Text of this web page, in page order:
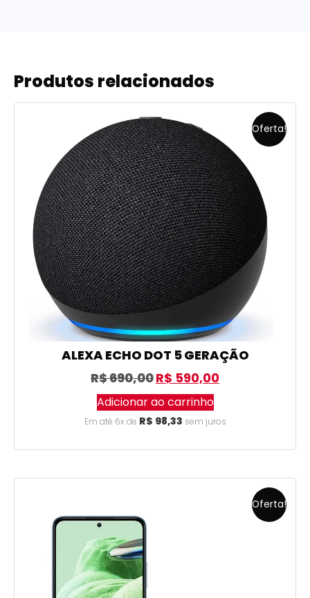
Produtos relacionados
Oferta!
ALEXA ECHO DOT 5 GERAÇÃO
R$690,00R$ 590,00
Adicionar ao carrinho
Em até 6x de R$ 98,33 sem juros
Oferta!